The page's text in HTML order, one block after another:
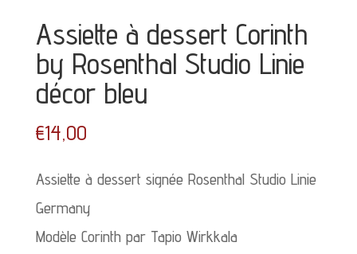
Assiette à dessert Corinth
by Rosenthal Studio Linie
décor bleu
€14,00
Assiette à dessert signée Rosenthal Studio Linie
Germany
Modèle Corinth par Tapio Wirkkala